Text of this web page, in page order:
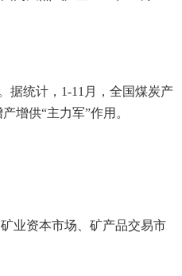
统计，1-11月，全国煤炭产
增供“主力军”作用。
业资本市场、矿产品交易市